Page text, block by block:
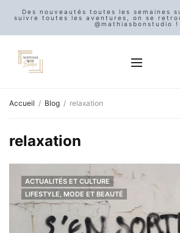
Des nouveautés toutes les semaines
suivre toutes les aventures, on se
@mathiasbonstudio !
Accueil Blog relaxation
relaxation
ACTUALITÉS ET CULTURE
LIFESTYLE, MODE ET BEAUTÉ